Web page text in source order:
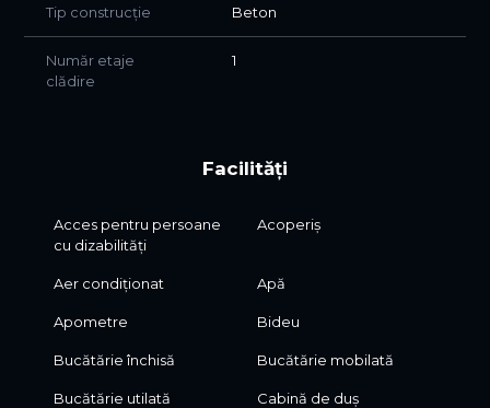
Un refugiu.
Un loc unde luxul și liniștea se întâlnesc.
Și unde fiecare zi începe frumos.**
Tip construcție Beton
Număr etaje
clădire
1
Facilități
Acces pentru persoane
cu dizabilități
Acoperiș
Aer condiționat Apă
Apometre Bideu
Bucătărie închisă Bucătărie mobilată
Bucătărie utilată Cabină de duș